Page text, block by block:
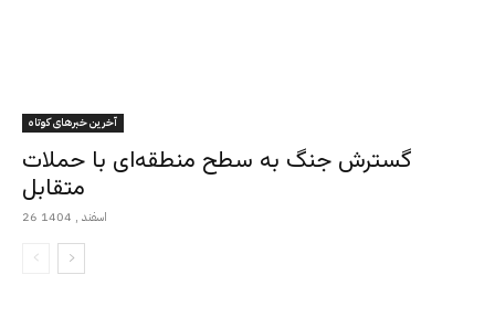
آخرین خبرهای کوتاه
گسترش جنگ به سطح منطقه‌ای با حملات
متقابل
26 اسفند , 1404